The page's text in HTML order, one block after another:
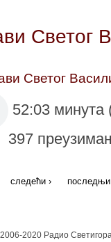
Светог
Светог
52:03
397
следећи ›
2020 Радио